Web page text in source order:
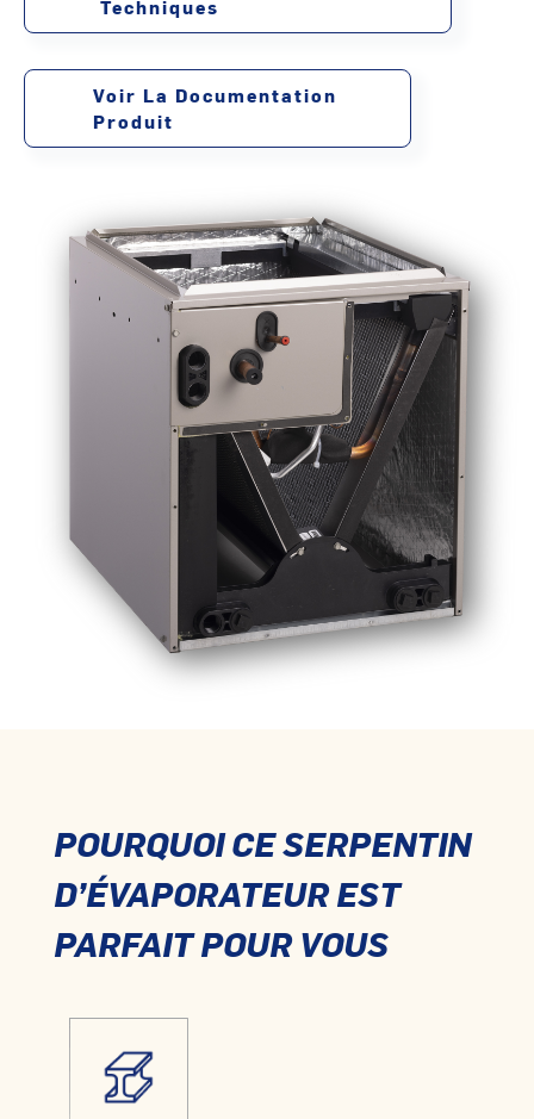
Techniques
Voir La Documentation
Produit
POURQUOI CE SERPENTIN
D’ÉVAPORATEUR EST
PARFAIT POUR VOUS